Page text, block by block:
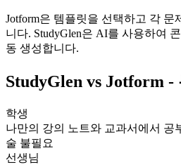
Jotform은 템플릿을 선택하고 각
니다. StudyGlen은 AI를 사용하여
동 생성합니다.
StudyGlen vs Jotform -
학생
나만의 강의 노트와 교과서에서 공
술 불필요
선생님